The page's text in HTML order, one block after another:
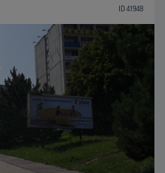
ID 41948